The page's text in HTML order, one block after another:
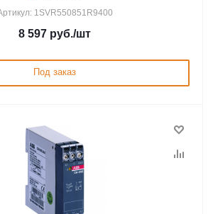
1SVR550851R9400
8 597 руб./шт
Под заказ